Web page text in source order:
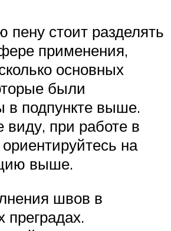
пену стоит разделять
применения,
основных
были
в подпункте выше.
виду, при работе в
на
выше.
швов в
преградах.